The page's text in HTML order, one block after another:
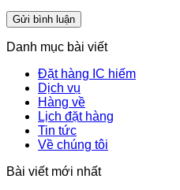
Danh mục bài viết
Đặt hàng IC hiếm
Dịch vụ
Hàng về
Lịch đặt hàng
Tin tức
Về chúng tôi
Bài viết mới nhất